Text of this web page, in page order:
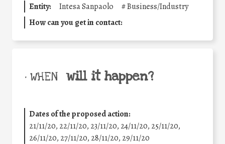
Entity: Intesa Sanpaolo #Business/Industry
How can you get in contact:
• WHEN will it happen?
Dates of the proposed action:
21/11/20, 22/11/20, 23/11/20, 24/11/20, 25/11/20,
26/11/20, 27/11/20, 28/11/20, 29/11/20